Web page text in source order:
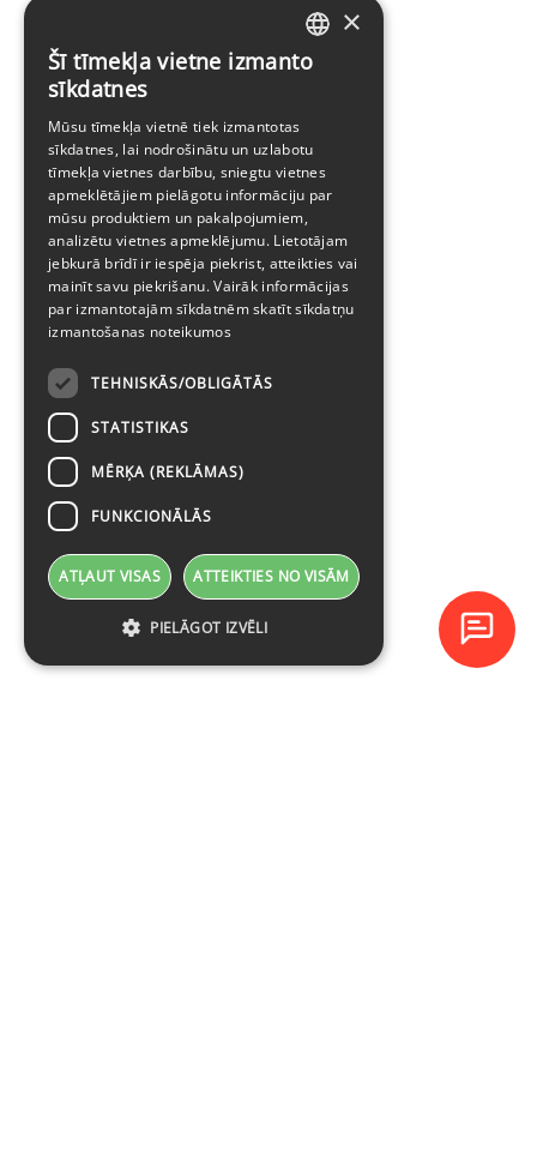
LATVIAN
×
Šī tīmekļa vietne izmanto
sīkdatnes
Mūsu tīmekļa vietnē tiek izmantotas
sīkdatnes, lai nodrošinātu un uzlabotu
tīmekļa vietnes darbību, sniegtu vietnes
apmeklētājiem pielāgotu informāciju par
mūsu produktiem un pakalpojumiem,
analizētu vietnes apmeklējumu. Lietotājam
jebkurā brīdī ir iespēja piekrist, atteikties vai
mainīt savu piekrišanu. Vairāk informācijas
par izmantotajām sīkdatnēm skatītsīkdatņu
izmantošanas noteikumos
TEHNISKĀS/OBLIGĀTĀS
STATISTIKAS
MĒRĶA (REKLĀMAS)
FUNKCIONĀLĀS
ATĻAUT VISAS ATTEIKTIES NO VISĀM
PIELĀGOT IZVĒLI